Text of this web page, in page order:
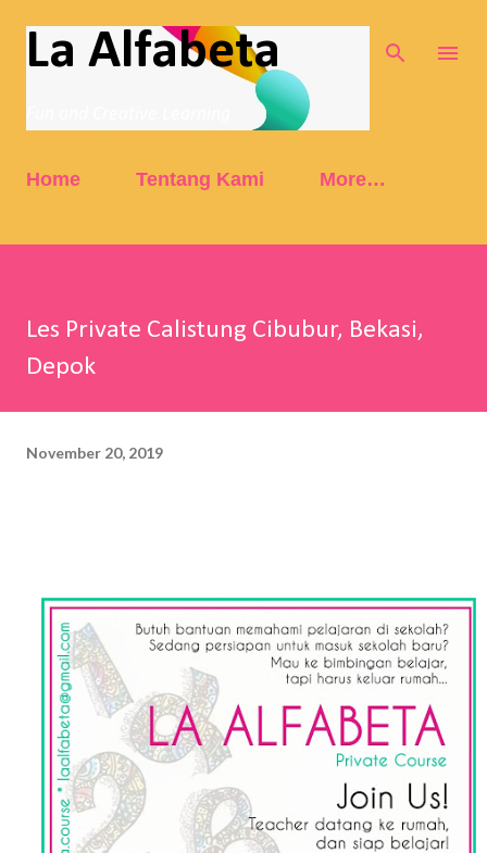
Skip to main content
La Alfabeta
Home Tentang Kami More…
Les Private Calistung Cibubur, Bekasi,
Depok
November 20, 2019